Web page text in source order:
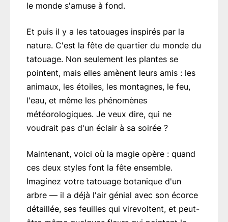
le monde s'amuse à fond.
Et puis il y a les tatouages inspirés par la
nature. C'est la fête de quartier du monde du
tatouage. Non seulement les plantes se
pointent, mais elles amènent leurs amis : les
animaux, les étoiles, les montagnes, le feu,
l'eau, et même les phénomènes
météorologiques. Je veux dire, qui ne
voudrait pas d'un éclair à sa soirée ?
Maintenant, voici où la magie opère : quand
ces deux styles font la fête ensemble.
Imaginez votre tatouage botanique d'un
arbre — il a déjà l'air génial avec son écorce
détaillée, ses feuilles qui virevoltent, et peut-